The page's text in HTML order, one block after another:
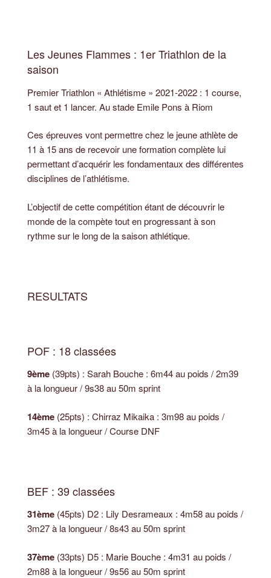
Les Jeunes Flammes : 1er Triathlon de la
saison
Premier Triathlon « Athlétisme » 2021-2022 : 1 course,
1 saut et 1 lancer. Au stade Emile Pons à Riom
Ces épreuves vont permettre chez le jeune athlète de
11 à 15 ans de recevoir une formation complète lui
permettant d’acquérir les fondamentaux des différentes
disciplines de l’athlétisme.
L’objectif de cette compétition étant de découvrir le
monde de la compète tout en progressant à son
rythme sur le long de la saison athlétique.
RESULTATS
POF : 18 classées
9ème (39pts) : Sarah Bouche : 6m44 au poids / 2m39
à la longueur / 9s38 au 50m sprint
14ème (25pts) : Chirraz Mikaika : 3m98 au poids /
3m45 à la longueur / Course DNF
BEF : 39 classées
31ème (45pts) D2 : Lily Desrameaux : 4m58 au poids /
3m27 à la longueur / 8s43 au 50m sprint
37ème (33pts) D5 : Marie Bouche : 4m31 au poids /
2m88 à la longueur / 9s56 au 50m sprint